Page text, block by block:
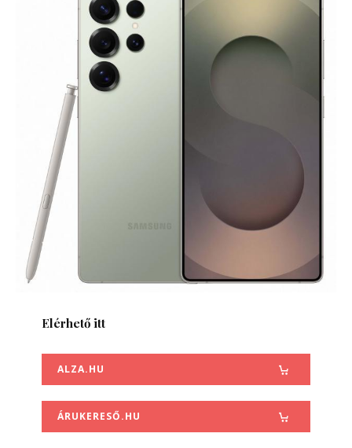
Elérhető itt
ALZA.HU
ÁRUKERESŐ.HU